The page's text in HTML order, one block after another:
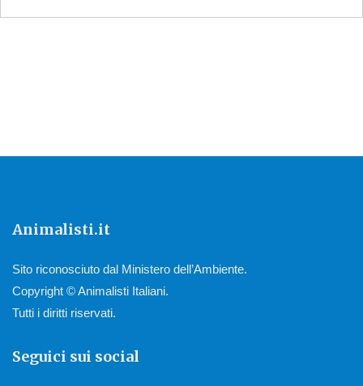
Animalisti.it
Sito riconosciuto dal Ministero dell’Ambiente.
Copyright © Animalisti Italiani.
Tutti i diritti riservati.
Seguici sui social